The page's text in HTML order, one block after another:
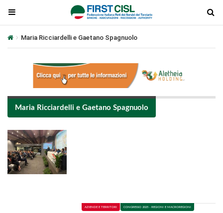
Maria Ricciardelli e Gaetano Spagnuolo
Maria Ricciardelli e Gaetano Spagnuolo
AZIENDE E TERRITORI CONGRESSO 2025 - REGIONI E MACROREGIONI